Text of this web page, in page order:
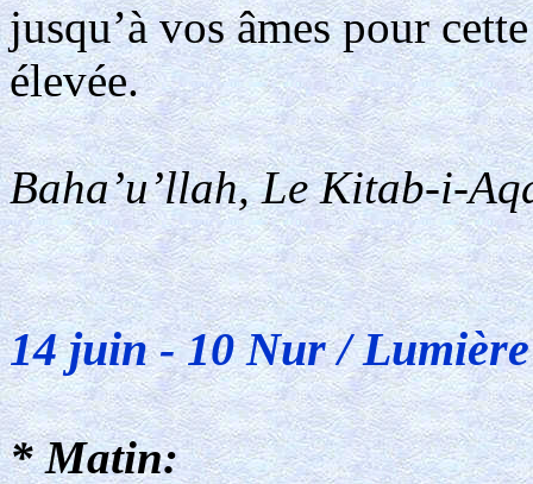
jusqu’à vos âmes pour
élevée.
Baha’u’llah, Le Kitab-i-
14 juin - 10 Nur / Lumière
* Matin: